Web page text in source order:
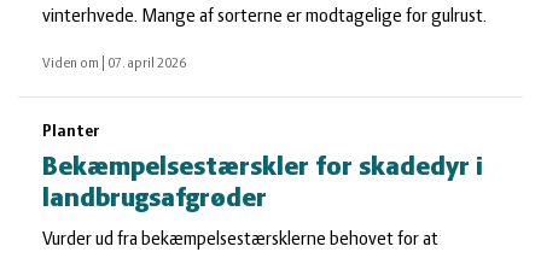
vinterhvede. Mange af sorterne er modtagelige for gulrust.
Viden om 07. april 2026
Planter
Bekæmpelsestærskler for skadedyr i
landbrugsafgrøder
Vurder ud fra bekæmpelsestærsklerne behovet for at